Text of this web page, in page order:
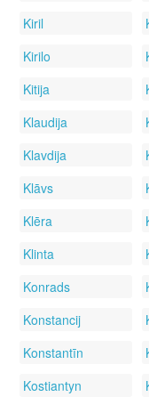
Kiril
Kirilo
Kitija
Klaudija
Klavdija
Klāvs
Klēra
Klinta
Konrads
Konstancij
Konstantīn
Kostiantyn